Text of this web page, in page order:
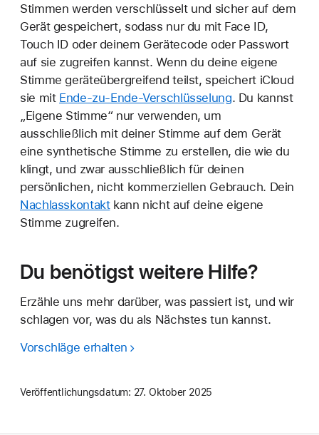
Stimmen werden verschlüsselt und sicher auf dem
Gerät gespeichert, sodass nur du mit Face ID,
Touch ID oder deinem Gerätecode oder Passwort
auf sie zugreifen kannst. Wenn du deine eigene
Stimme geräteübergreifend teilst, speichert iCloud
sie mit Ende-zu-Ende-Verschlüsselung. Du kannst
„Eigene Stimme“ nur verwenden, um
ausschließlich mit deiner Stimme auf dem Gerät
eine synthetische Stimme zu erstellen, die wie du
klingt, und zwar ausschließlich für deinen
persönlichen, nicht kommerziellen Gebrauch. Dein
Nachlasskontaktkann nicht auf deine eigene
Stimme zugreifen.
Du benötigst weitere Hilfe?
Erzähle uns mehr darüber, was passiert ist, und wir
schlagen vor, was du als Nächstes tun kannst.
Vorschläge erhalten
Veröffentlichungsdatum: 27. Oktober 2025